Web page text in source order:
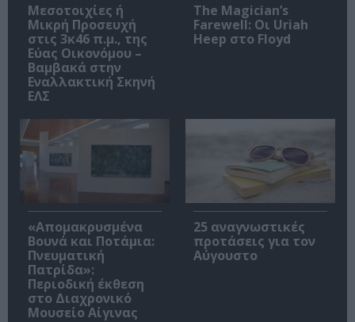
Μεσοτοιχίες ή
Μικρή Προσευχή
στις 3κ46 π.μ., της
Εύας Οικονόμου –
Βαμβακά στην
Εναλλακτική Σκηνή
ΕΛΣ
The Magician’s
Farewell: Οι Uriah
Heep στο Floyd
«Απομακρυσμένα
Βουνά και Ποτάμια:
Πνευματική
Πατρίδα»:
Περιοδική έκθεση
στο Διαχρονικό
Μουσείο Αίγινας
25 αναγνωστικές
προτάσεις για τον
Αύγουστο